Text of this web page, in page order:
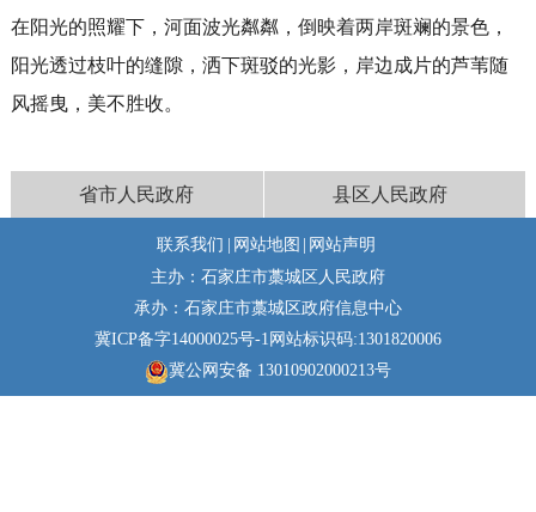
在阳光的照耀下，河面波光粼粼，倒映着两岸斑斓的景色，
阳光透过枝叶的缝隙，洒下斑驳的光影，岸边成片的芦苇随
风摇曳，美不胜收。
省市人民政府 县区人民政府
联系我们 | 网站地图 | 网站声明
主办：石家庄市藁城区人民政府
承办：石家庄市藁城区政府信息中心
冀ICP备字14000025号-1网站标识码:1301820006
冀公网安备 13010902000213号